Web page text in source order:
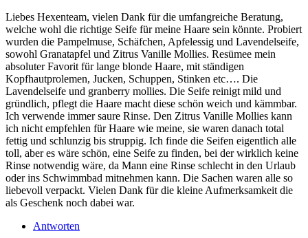
Liebes Hexenteam, vielen Dank für die umfangreiche Beratung,
welche wohl die richtige Seife für meine Haare sein könnte. Probiert
wurden die Pampelmuse, Schäfchen, Apfelessig und Lavendelseife,
sowohl Granatapfel und Zitrus Vanille Mollies. Resümee mein
absoluter Favorit für lange blonde Haare, mit ständigen
Kopfhautprolemen, Jucken, Schuppen, Stinken etc…. Die
Lavendelseife und granberry mollies. Die Seife reinigt mild und
gründlich, pflegt die Haare macht diese schön weich und kämmbar.
Ich verwende immer saure Rinse. Den Zitrus Vanille Mollies kann
ich nicht empfehlen für Haare wie meine, sie waren danach total
fettig und schlunzig bis struppig. Ich finde die Seifen eigentlich alle
toll, aber es wäre schön, eine Seife zu finden, bei der wirklich keine
Rinse notwendig wäre, da Mann eine Rinse schlecht in den Urlaub
oder ins Schwimmbad mitnehmen kann. Die Sachen waren alle so
liebevoll verpackt. Vielen Dank für die kleine Aufmerksamkeit die
als Geschenk noch dabei war.
Antworten